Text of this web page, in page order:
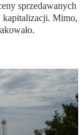
sprzedawanych
kapitalizacji. Mimo,